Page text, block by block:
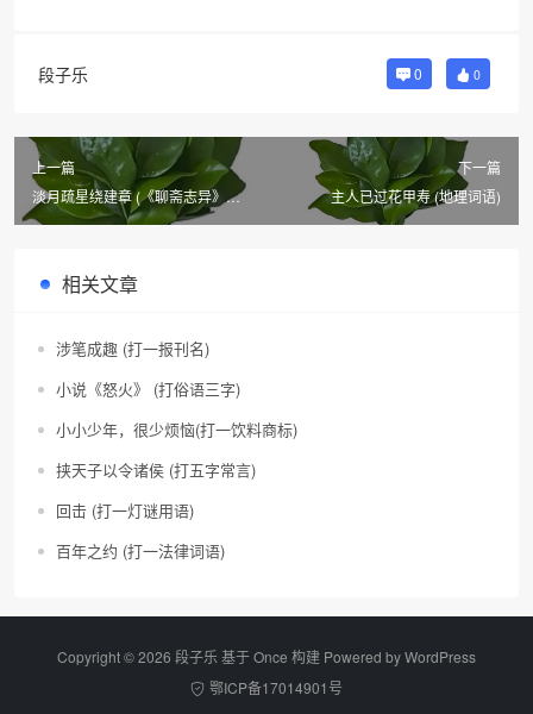
段子乐 0 0
上一篇
淡月疏星绕建章 (《聊斋志异》篇
目二)
下一篇
主人已过花甲寿 (地理词语)
相关文章
涉笔成趣 (打一报刊名)
小说《怒火》 (打俗语三字)
小小少年，很少烦恼(打一饮料商标)
挟天子以令诸侯 (打五字常言)
回击 (打一灯谜用语)
百年之约 (打一法律词语)
Copyright © 2026 段子乐 基于 Once 构建 Powered byWordPress
鄂ICP备17014901号